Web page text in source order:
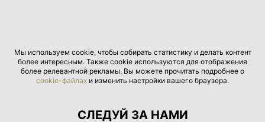
Мы используем cookie, чтобы собирать статистику и делать контент
более интересным. Также cookie используются для отображения
более релевантной рекламы. Вы можете прочитать подробнее о
cookie-файлах и изменить настройки вашего браузера.
СЛЕДУЙ ЗА НАМИ